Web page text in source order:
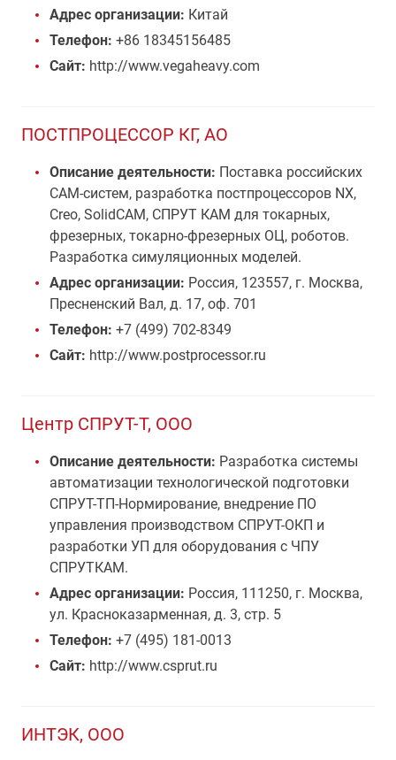
Адрес организации: Китай
Телефон: +86 18345156485
Сайт: http://www.vegaheavy.com
ПОСТПРОЦЕССОР КГ, АО
Описание деятельности: Поставка российских
САМ-систем, разработка постпроцессоров NX,
Creo, SolidCAM, СПРУТ КАМ для токарных,
фрезерных, токарно-фрезерных ОЦ, роботов.
Разработка симуляционных моделей.
Адрес организации: Россия, 123557, г. Москва,
Пресненский Вал, д. 17, оф. 701
Телефон: +7 (499) 702-8349
Сайт: http://www.postprocessor.ru
Центр СПРУТ-Т, ООО
Описание деятельности: Разработка системы
автоматизации технологической подготовки
СПРУТ-ТП-Нормирование, внедрение ПО
управления производством СПРУТ-ОКП и
разработки УП для оборудования с ЧПУ
СПРУТКАМ.
Адрес организации: Россия, 111250, г. Москва,
ул. Красноказарменная, д. 3, стр. 5
Телефон: +7 (495) 181-0013
Сайт: http://www.csprut.ru
ИНТЭК, ООО